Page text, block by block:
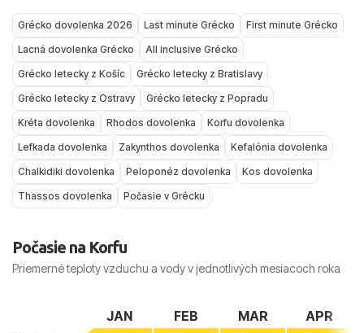
vyhýbať sa problematickým miestam v nočných
hodinách.
teplotu mora.
zájazdy a mestskú turistiku, napríklad Atény, než
na klasickú plážovú dovolenku.
na pobyt pri mori a all inclusive dovolenku.
September je pre mnohých najobľúbenejší –
teploty vzduchu sú o niečo miernejšie, more je
po lete výborne prehriate a pláže bývajú menej
preplnené.
Pri plánovaní dovolenky odporúčame pozrieť si
aj konkrétne „počasie Kréta“, „počasie Rhodos“
či „počasie Korfu“ podľa vybraného ostrova a
Grécko dovolenka 2026 Last minute Grécko
First minute Grécko
Lacná dovolenka Grécko
All inclusive Grécko
Grécko letecky z Košíc
Grécko letecky z Bratislavy
Grécko letecky z Ostravy
Grécko letecky z Popradu
Kréta dovolenka
Rhodos dovolenka
Korfu dovolenka
Lefkada dovolenka
Zakynthos dovolenka
Kefalónia dovolenka
Chalkidiki dovolenka
Peloponéz dovolenka
Kos dovolenka
Thassos dovolenka
Počasie v Grécku
Počasie na Korfu
Priemerné teploty vzduchu a vody v jednotlivých mesiacoch roka
JAN
FEB
MAR
APR